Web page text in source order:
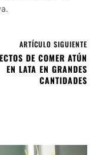
ARTÍCULO SIGUIENTE
DE COMER ATÚN
EN LATA EN GRANDES
CANTIDADES